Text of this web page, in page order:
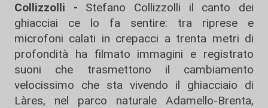
Collizzolli - Stefano Collizzolli il canto dei
ghiacciai ce lo fa sentire: tra riprese e
microfoni calati in crepacci a trenta metri di
profondità ha filmato immagini e registrato
suoni che trasmettono il cambiamento
velocissimo che sta vivendo il ghiacciaio di
Làres, nel parco naturale Adamello-Brenta,